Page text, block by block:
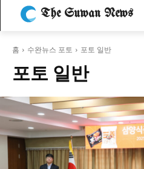
정치 사회
문화
오피니언 & 특집
특집 기사 바로가기 : 청소년·
사설/칼럼
정치 사회
문화
오피니언 & 특집
특집 기사 바로가기 : 청소년·
사설/칼럼
The Suwan News
홈 수완뉴스 포토 포토 일반
포토 일반